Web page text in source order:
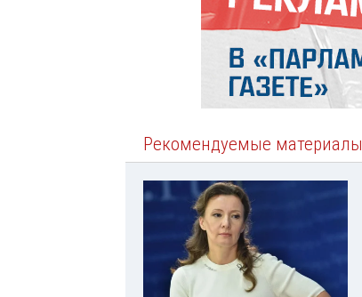
Рекомендуемые материалы